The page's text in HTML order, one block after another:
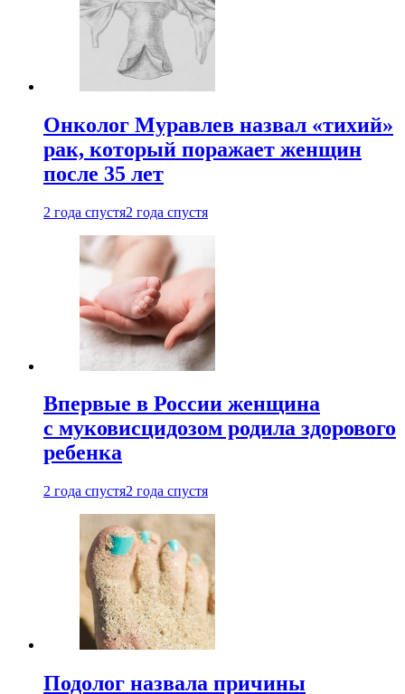
Онколог Муравлев назвал «тихий»
рак, который поражает женщин
после 35 лет
2 года спустя2 года спустя
Впервые в России женщина
с муковисцидозом родила здорового
ребенка
2 года спустя2 года спустя
Подолог назвала причины